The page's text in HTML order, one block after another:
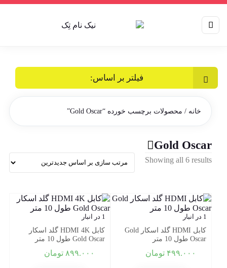
فیلتر بر اساس:
خانه / محصولات برچسب خورده “Gold Oscar”
Gold Oscar
Showing all 6 results
1 در انبار
کابل HDMI گلد اسکار Gold
Oscar طول 10 متر
۴۹۹.۰۰۰ تومان
1 در انبار
کابل HDMI 4K گلد اسکار
Gold Oscar طول 10 متر
۸۹۹.۰۰۰ تومان